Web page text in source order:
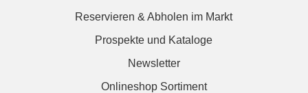
Reservieren & Abholen im Markt
Prospekte und Kataloge
Newsletter
Onlineshop Sortiment